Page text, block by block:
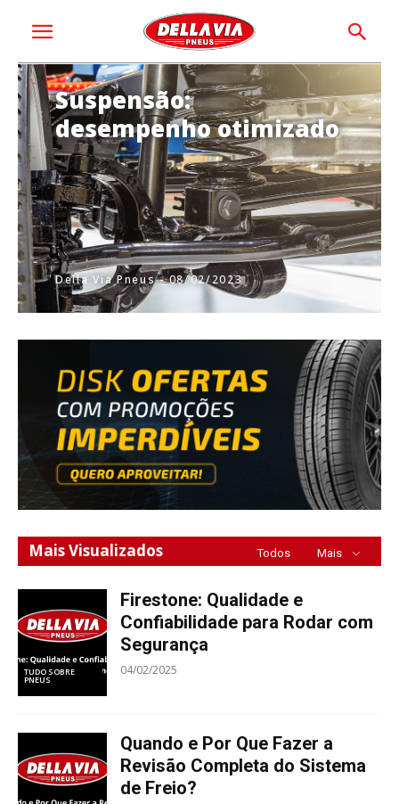
Suspensão:
desempenho otimizado
Della Via Pneus - 08/02/2023
Mais Visualizados Todos Mais
TUDO SOBRE
PNEUS
Firestone: Qualidade e
Confiabilidade para Rodar com
Segurança
04/02/2025
Quando e Por Que Fazer a
Revisão Completa do Sistema
de Freio?